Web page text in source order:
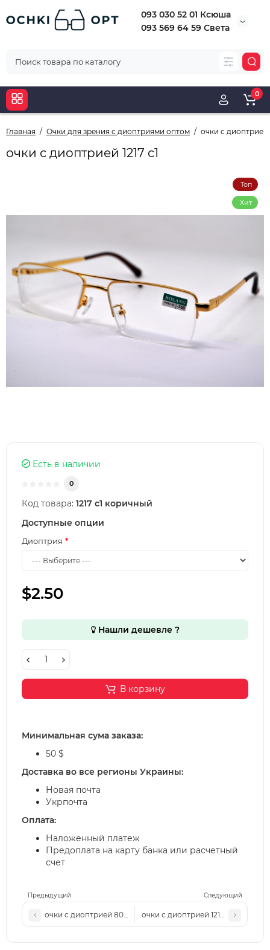
093 030 52 01 Ксюша
093 569 64 59 Света
0
Главная Очки для зрения с диоптриями оптом очки с диоптрией
очки с диоптрией 1217 с1
Топ
Хит
Предыдущий Следующий
очки с диоптрией 8004 с2 тонировкаочки с диоптрией 1217 с3
Есть в наличии
0
Код товара: 1217 с1 коричный
Доступные опции
Диоптрия
$2.50
Нашли дешевле ?
В корзину
Минимальная сума заказа:
50 $
Доставка во все регионы Украины:
Новая почта
Укрпочта
Оплата:
Наложенный платеж
Предоплата на карту банка или расчетный
счет